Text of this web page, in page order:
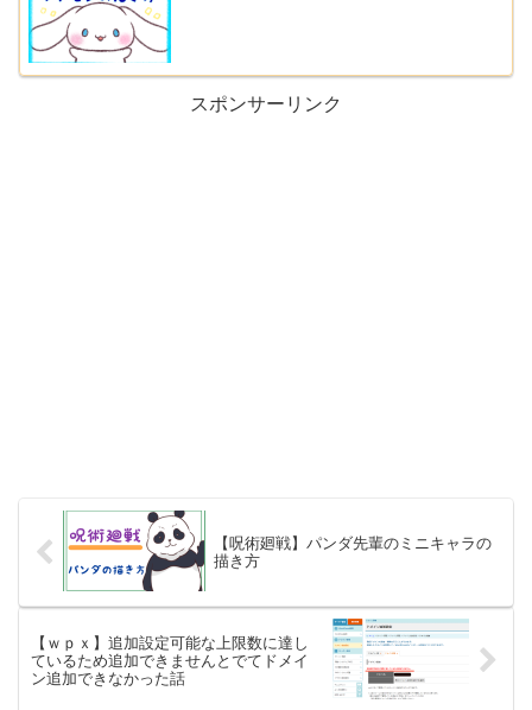
スポンサーリンク
【呪術廻戦】パンダ先輩のミニキャラの
描き方
【ｗｐｘ】追加設定可能な上限数に達し
ているため追加できませんとでてドメイ
ン追加できなかった話